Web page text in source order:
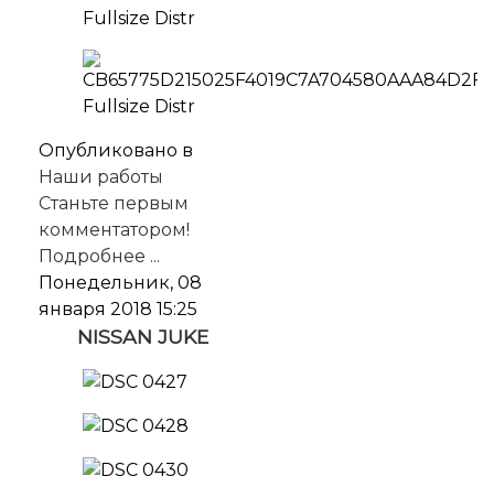
Опубликовано в
Наши работы
Станьте первым
комментатором!
Подробнее ...
Понедельник, 08
января 2018 15:25
NISSAN JUKE